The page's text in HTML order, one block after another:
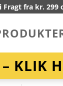
Fragt fra kr. 299
KLIK